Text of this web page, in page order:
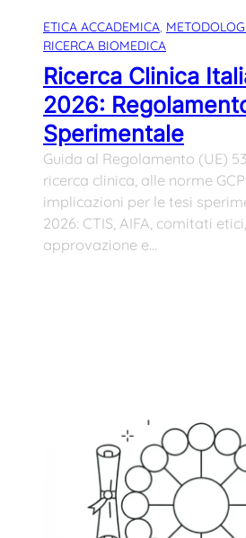
ETICA ACCADEMICA,
RICERCA BIOMEDICA
Ricerca Clinica
2026:
Sperimentale
Guida al Regolamento (UE)
ricerca clinica, alle norme
implicazioni per le tesi
2026: CTIS, AIFA, comitati
approvazione e…